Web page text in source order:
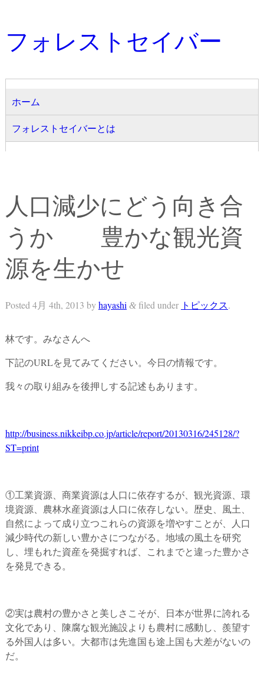
フォレストセイバー
ホーム
フォレストセイバーとは
人口減少にどう向き合
うか 豊かな観光資
源を生かせ
Posted 4月 4th, 2013 byhayashi &filed under トピックス.
林です。みなさんへ
下記のURLを見てみてください。今日の情報です。
我々の取り組みを後押しする記述もあります。
http://business.nikkeibp.co.jp/article/report/20130316/245128/?
ST=print
①工業資源、商業資源は人口に依存するが、観光資源、環
境資源、農林水産資源は人口に依存しない。歴史、風土、
自然によって成り立つこれらの資源を増やすことが、人口
減少時代の新しい豊かさにつながる。地域の風土を研究
し、埋もれた資産を発掘すれば、これまでと違った豊かさ
を発見できる。
②実は農村の豊かさと美しさこそが、日本が世界に誇れる
文化であり、陳腐な観光施設よりも農村に感動し、羨望す
る外国人は多い。大都市は先進国も途上国も大差がないの
だ。